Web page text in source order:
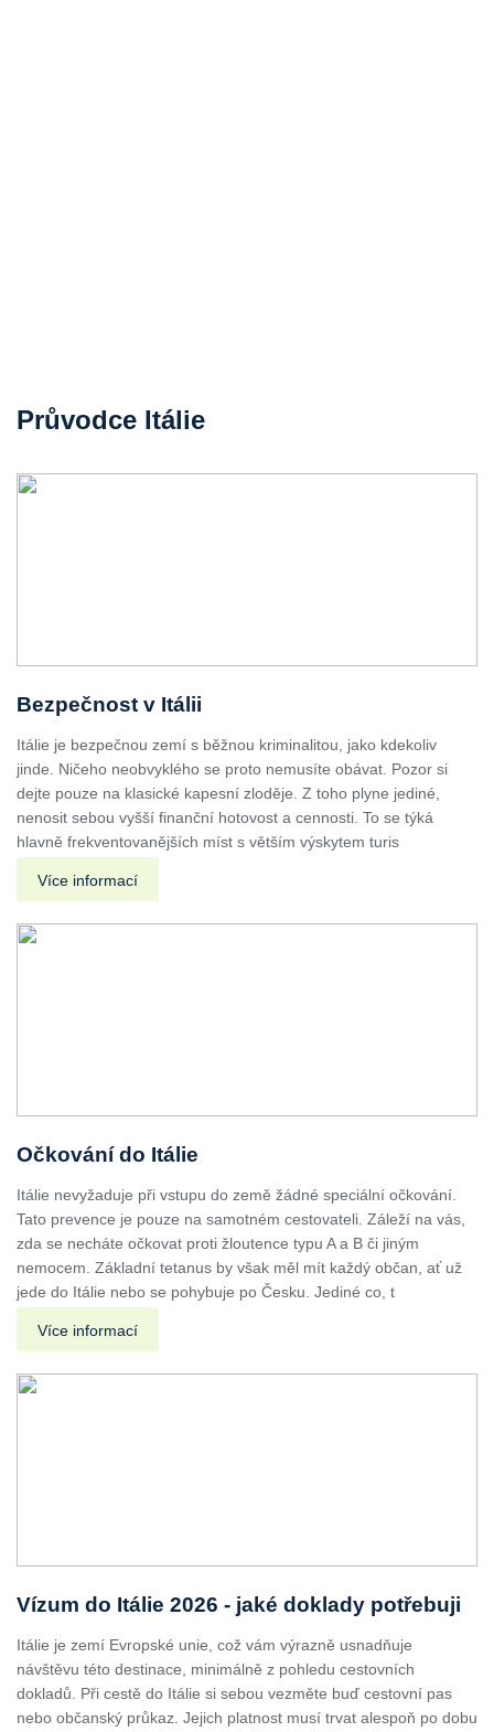
Průvodce Itálie
Bezpečnost v Itálii
Itálie je bezpečnou zemí s běžnou kriminalitou, jako kdekoliv
jinde. Ničeho neobvyklého se proto nemusíte obávat. Pozor si
dejte pouze na klasické kapesní zloděje. Z toho plyne jediné,
nenosit sebou vyšší finanční hotovost a cennosti. To se týká
hlavně frekventovanějších míst s větším výskytem turis
Více informací
Očkování do Itálie
Itálie nevyžaduje při vstupu do země žádné speciální očkování.
Tato prevence je pouze na samotném cestovateli. Záleží na vás,
zda se necháte očkovat proti žloutence typu A a B či jiným
nemocem. Základní tetanus by však měl mít každý občan, ať už
jede do Itálie nebo se pohybuje po Česku. Jediné co, t
Více informací
Vízum do Itálie 2026 - jaké doklady potřebuji
Itálie je zemí Evropské unie, což vám výrazně usnadňuje
návštěvu této destinace, minimálně z pohledu cestovních
dokladů. Při cestě do Itálie si sebou vezměte buď cestovní pas
nebo občanský průkaz. Jejich platnost musí trvat alespoň po dobu